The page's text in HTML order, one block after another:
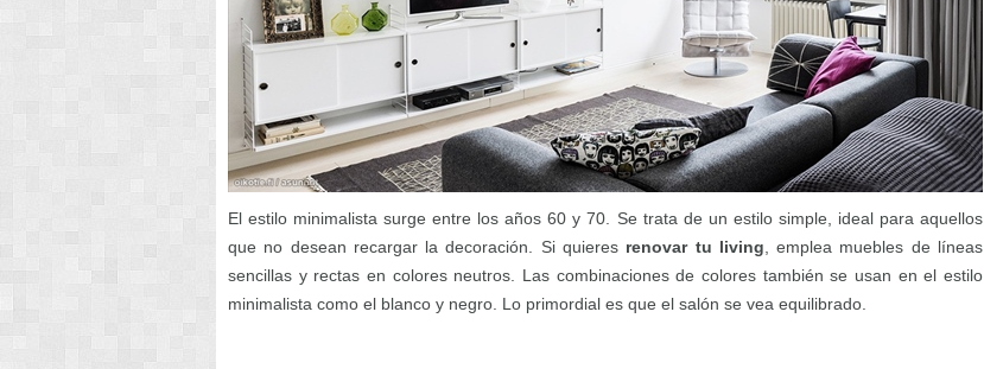
El estilo minimalista surge entre los años 60 y 70. Se trata de un estilo simple, ideal para aquellos
que no desean recargar la decoración. Si quieres renovar tu living , emplea muebles de líneas
sencillas y rectas en colores neutros. Las combinaciones de colores también se usan en el estilo
minimalista como el blanco y negro. Lo primordial es que el salón se vea equilibrado.